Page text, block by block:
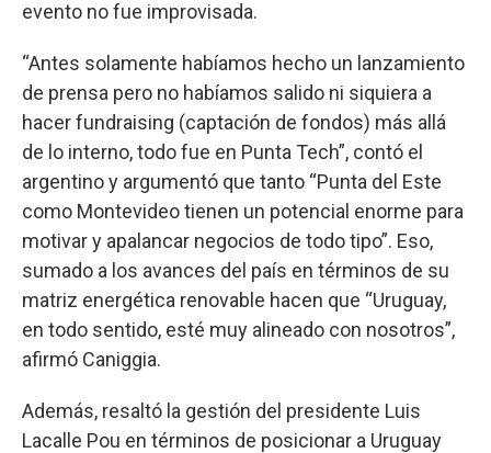
evento no fue improvisada.
“Antes solamente habíamos hecho un lanzamiento
de prensa pero no habíamos salido ni siquiera a
hacer fundraising (captación de fondos) más allá
de lo interno, todo fue en Punta Tech”, contó el
argentino y argumentó que tanto “Punta del Este
como Montevideo tienen un potencial enorme para
motivar y apalancar negocios de todo tipo”. Eso,
sumado a los avances del país en términos de su
matriz energética renovable hacen que “Uruguay,
en todo sentido, esté muy alineado con nosotros”,
afirmó Caniggia.
Además, resaltó la gestión del presidente Luis
Lacalle Pou en términos de posicionar a Uruguay